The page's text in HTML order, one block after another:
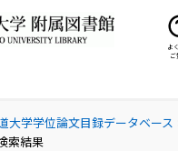
よ
ご
大学学位論文目録データベース
索結果